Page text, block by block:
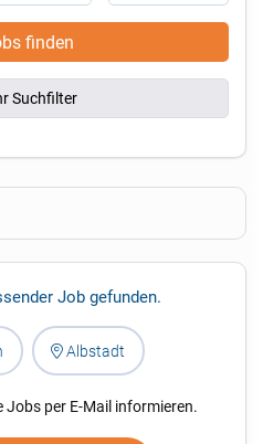
finden
Suchfilter
Job gefunden.
Albstadt
Jobs per E-Mail informieren.